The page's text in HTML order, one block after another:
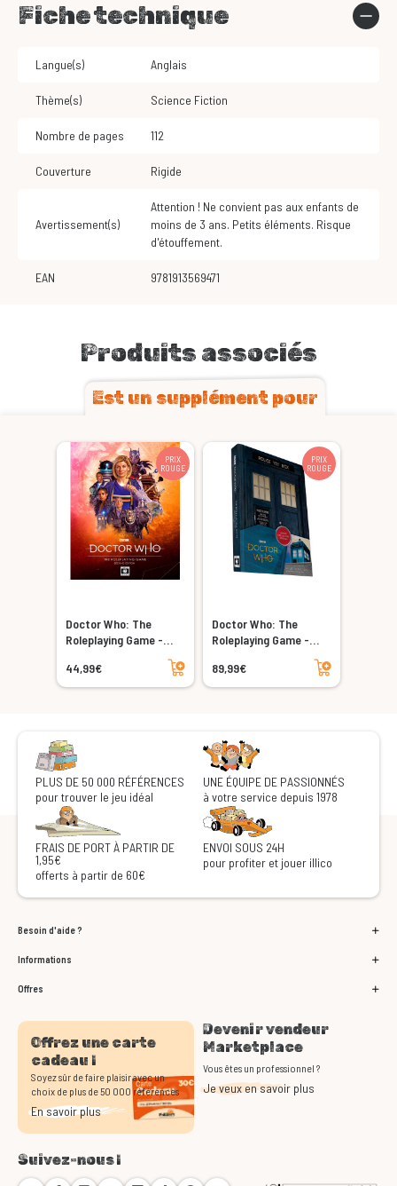
Fiche technique
Langue(s) Anglais
Thème(s) Science Fiction
Nombre de pages 112
Couverture Rigide
Avertissement(s)
Attention ! Ne convient pas aux enfants de
moins de 3 ans. Petits éléments. Risque
d'étouffement.
EAN 9781913569471
Produits associés
Est un supplément pour
PRIX
ROUGE
Doctor Who: The
Roleplaying Game -
44,99€
Ajouter au panier
PRIX
ROUGE
Doctor Who: The
Roleplaying Game -
Collector's Edition
89,99€
Ajouter au panier
PLUS DE 50 000 RÉFÉRENCES
pour trouver le jeu idéal
UNE ÉQUIPE DE PASSIONNÉS
à votre service depuis 1978
FRAIS DE PORT À PARTIR DE
1,95€
offerts à partir de 60€
ENVOI SOUS 24H
pour profiter et jouer illico
Besoin d'aide ?
Informations
Offres
Offrez une carte
cadeau !
Soyez sûr de faire plaisir avec un
choix de plus de 50 000 références
En savoir plus
Devenir vendeur
Marketplace
Vous êtes un professionnel ?
Je veux en savoir plus
Suivez-nous !